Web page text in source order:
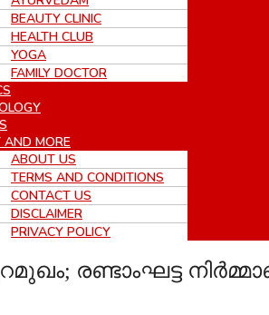
BEAUTY CLINIC
HEALTH CLUB
YOGA
FAMILY DOCTOR
MORE
ABOUT US
TERMS AND CONDITIONS
CONTACT US
DISCLAIMER
PRIVACY POLICY
രണ്ടാംഘട്ട